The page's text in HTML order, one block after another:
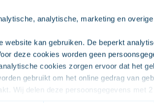
analytische, marketing en
website kan gebruiken. De beperkt
deze cookies worden geen
cookies zorgen ervoor dat het
gebruikt om het online gedrag van
Wij delen deze persoonsgegevens met
أو السلوك